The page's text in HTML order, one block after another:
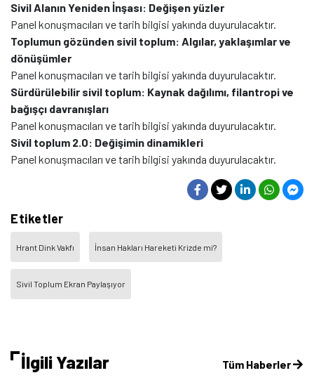
Sivil Alanın Yeniden İnşası: Değişen yüzler
Panel konuşmacıları ve tarih bilgisi yakında duyurulacaktır.
Toplumun gözünden sivil toplum: Algılar, yaklaşımlar ve
dönüşümler
Panel konuşmacıları ve tarih bilgisi yakında duyurulacaktır.
Sürdürülebilir sivil toplum: Kaynak dağılımı, filantropi ve
bağışçı davranışları
Panel konuşmacıları ve tarih bilgisi yakında duyurulacaktır.
Sivil toplum 2.0: Değişimin dinamikleri
Panel konuşmacıları ve tarih bilgisi yakında duyurulacaktır.
Etiketler
Hrant Dink Vakfı İnsan Hakları Hareketi Krizde mi?
Sivil Toplum Ekran Paylaşıyor
İlgili Yazılar Tüm Haberler